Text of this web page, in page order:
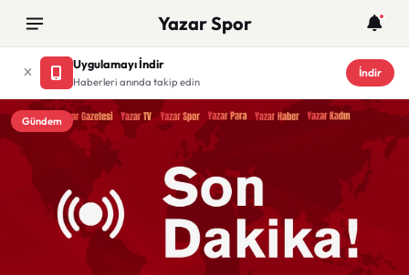
Yazar Spor
Uygulamayı İndir
Haberleri anında takip edin
İndir
Gündem